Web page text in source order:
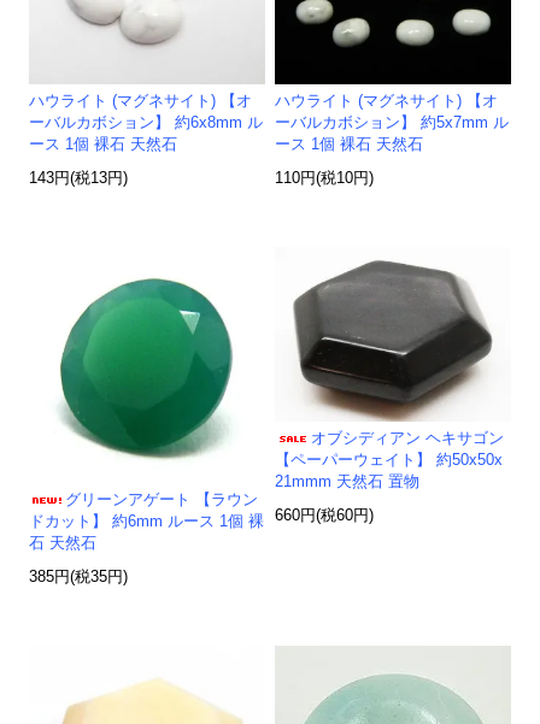
ハウライト (マグネサイト) 【オ
ーバルカボション】 約6x8mm ル
ース 1個 裸石 天然石
143円(税13円)
ハウライト (マグネサイト) 【オ
ーバルカボション】 約5x7mm ル
ース 1個 裸石 天然石
110円(税10円)
グリーンアゲート 【ラウン
ドカット】 約6mm ルース 1個 裸
石 天然石
385円(税35円)
オブシディアン ヘキサゴン
【ペーパーウェイト】 約50x50x
21mmm 天然石 置物
660円(税60円)